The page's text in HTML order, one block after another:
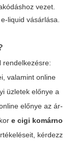
vezet.
liquid vásárlása.
rendelkezésre:
valamint online
üzletek előnye a
előnye az ár-
e cigi komárno
kérdezz